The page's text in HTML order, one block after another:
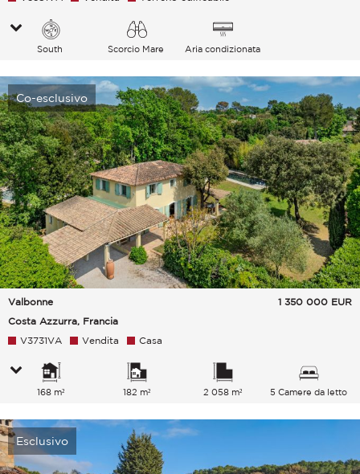
South Scorcio Mare Aria condizionata
Co-esclusivo
Valbonne
Costa Azzurra, Francia
1 350 000 EUR
V3731VA Vendita Casa
168 m² 182 m² 2 058 m² 5 Camere da letto
Esclusivo